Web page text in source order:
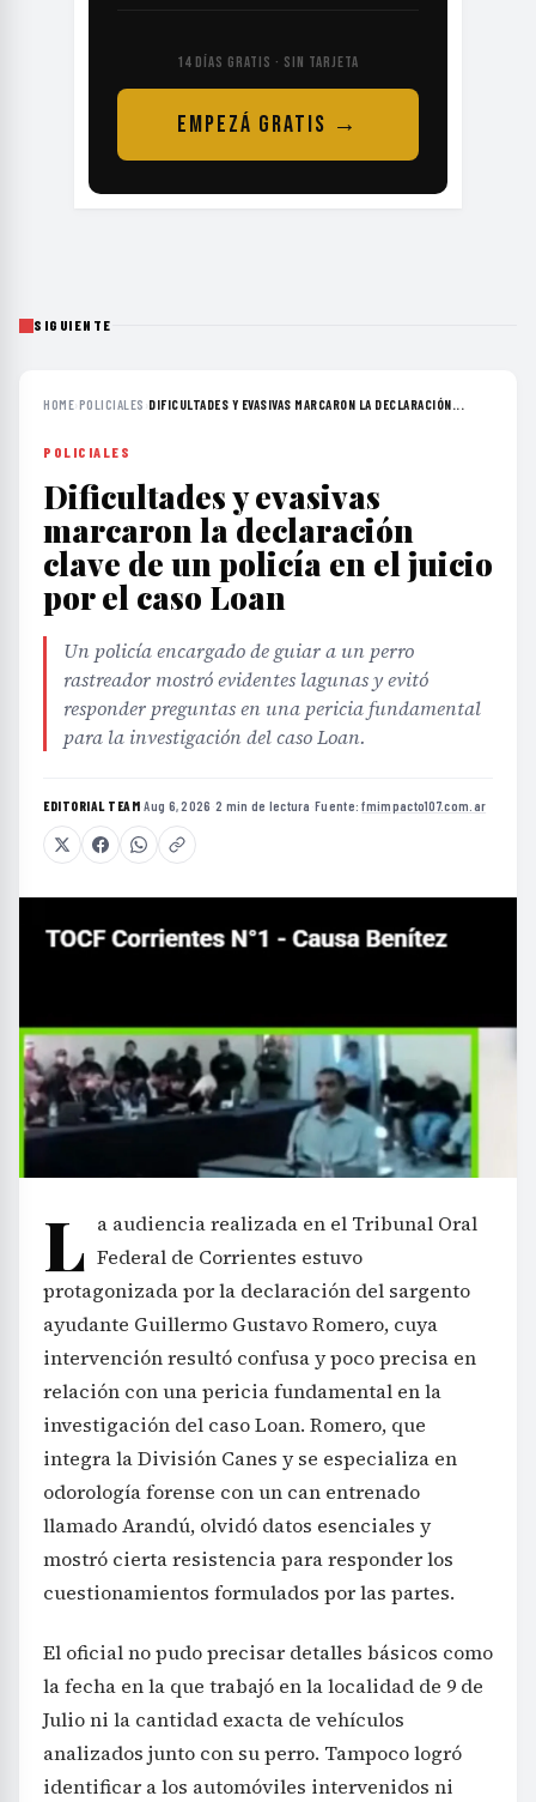
14 DÍAS GRATIS · SIN TARJETA
EMPEZÁ GRATIS →
SIGUIENTE
HOME›POLICIALES ›DIFICULTADES Y EVASIVAS MARCARON LA DECLARACIÓN...
POLICIALES
Dificultades y evasivas
marcaron la declaración
clave de un policía en el juicio
por el caso Loan
Un policía encargado de guiar a un perro
rastreador mostró evidentes lagunas y evitó
responder preguntas en una pericia fundamental
para la investigación del caso Loan.
EDITORIAL TEAM·Aug 6, 2026 ·2 min de lectura ·Fuente:fmimpacto107.com.ar
L a audiencia realizada en el Tribunal Oral
Federal de Corrientes estuvo
protagonizada por la declaración del sargento
ayudante Guillermo Gustavo Romero, cuya
intervención resultó confusa y poco precisa en
relación con una pericia fundamental en la
investigación del caso Loan. Romero, que
integra la División Canes y se especializa en
odorología forense con un can entrenado
llamado Arandú, olvidó datos esenciales y
mostró cierta resistencia para responder los
cuestionamientos formulados por las partes.
El oficial no pudo precisar detalles básicos como
la fecha en la que trabajó en la localidad de 9 de
Julio ni la cantidad exacta de vehículos
analizados junto con su perro. Tampoco logró
identificar a los automóviles intervenidos ni